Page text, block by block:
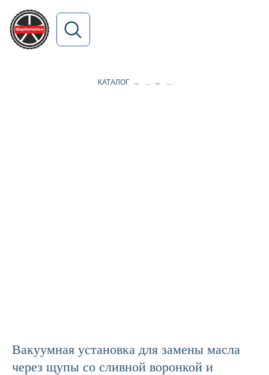
КАТАЛОГ → ... → ...
Вакуумная установка для замены масла
через щупы со сливной воронкой и